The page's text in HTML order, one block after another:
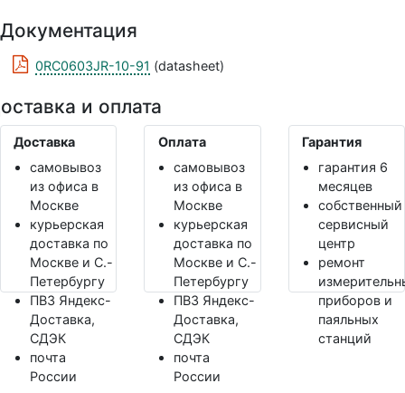
Документация
0RC0603JR-10-91 (datasheet)
и оплата
Доставка
самовывоз
из офиса в
Москве
курьерская
доставка по
Москве и С.-
Петербургу
ПВЗ Яндекс-
Доставка,
СДЭК
почта
России
Оплата
самовывоз
из офиса в
Москве
курьерская
доставка по
Москве и С.-
Петербургу
ПВЗ Яндекс-
Доставка,
СДЭК
почта
России
Гарантия
гарантия 6
месяцев
собственный
сервисный
центр
ремонт
приборов и
паяльных
станций